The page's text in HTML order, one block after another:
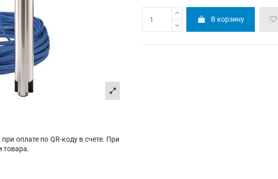
оплате по QR-коду в счете. При
товара.
В корзину